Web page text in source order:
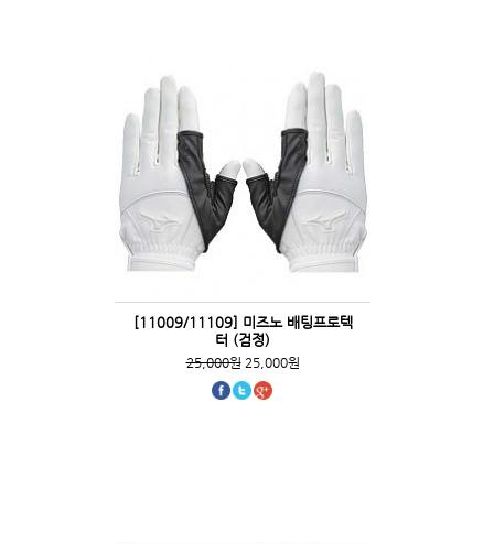
[11009/11109] 미즈노 배팅프로텍
터 (검정)
25,000원25,000원